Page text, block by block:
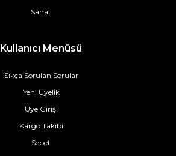
Sanat
Kullanıcı Menüsü
Sıkça Sorulan Sorular
Yeni Üyelik
Üye Girişi
Kargo Takibi
Sepet